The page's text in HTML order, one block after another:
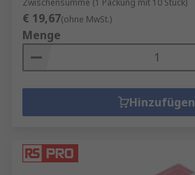
Zwischensumme (1 Packung mit 10 Stück)
€ 19,67(ohne MwSt.)
Menge
Hinzufügen